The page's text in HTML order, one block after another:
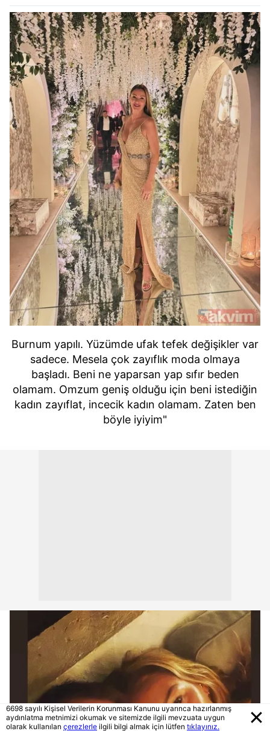
Burnum yapılı. Yüzümde ufak tefek değişikler var
sadece. Mesela çok zayıflık moda olmaya
başladı. Beni ne yaparsan yap sıfır beden
olamam. Omzum geniş olduğu için beni istediğin
kadın zayıflat, incecik kadın olamam. Zaten ben
böyle iyiyim"
6698 sayılı Kişisel Verilerin Korunması Kanunu uyarınca hazırlanmış
aydınlatma metnimizi okumak ve sitemizde ilgili mevzuata uygun
olarak kullanılan çerezlerle ilgili bilgi almak için lütfen tıklayınız.